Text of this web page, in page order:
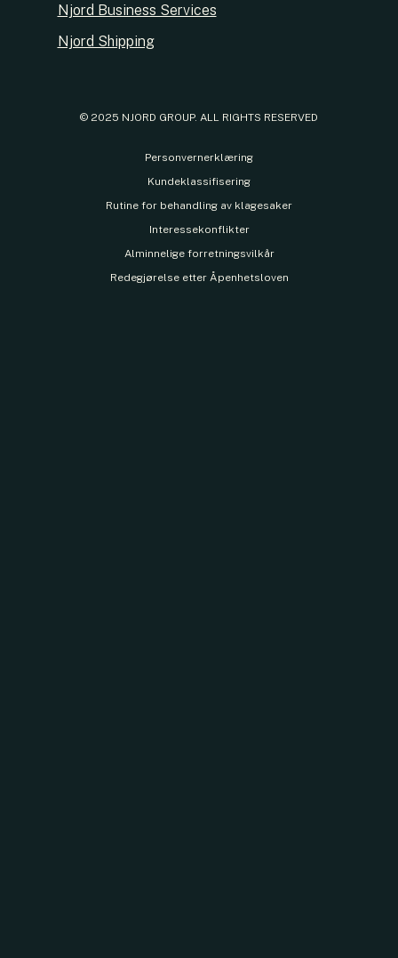
Njord Business Services
Njord Shipping
© 2025 NJORD GROUP. ALL RIGHTS RESERVED
Personvernerklæring
Kundeklassifisering
Rutine for behandling av klagesaker
Interessekonflikter
Alminnelige forretningsvilkår
Redegjørelse etter Åpenhetsloven